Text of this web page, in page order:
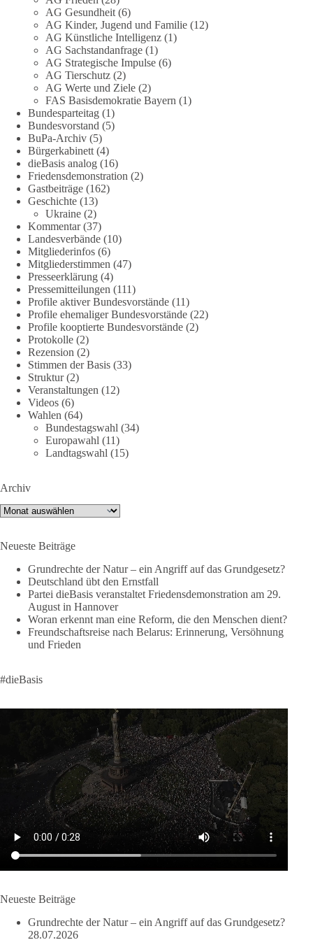
partei.de/2026/07/grundrechte-der-natur-ein-angriff-auf-das-
grundgesetz/
🟩🟩🟦🟦🟥🟥🟧🟧
Es ging weniger um fertige Antworten als um eine Debatte
darüber, wie Freiheit, Verantwortung, Naturschutz und
Grundrechte in einer demokratischen Gesellschaft künftig
miteinander in Einklang gebracht werden können.
#dieBasis #natur #grundrechte
7 8
DieBasis
1 Tag zuvor
Jetzt dieBasis Sachsen-Anhalt unterstützen!
Die Landtagswahl 2026 in Sachsen-Anhalt findet am 6.
September statt. Die Inhalte stehen – jetzt müssen sie gesehen,
geteilt und diskutiert werden.
Folge unseren Kanälen:
Facebook:
https://www.facebook.com/groups/diebasissachsenanhalt/
Instragram:
https://www.instagram.com/die_basis_sachsen_anhalt/
Tiktok: https://www.tiktok.com/@diebasis_sachsenanhalt
🟩🟩🟦🟦🟥🟥🟧🟧
Menschen mitbekommen, wofür wir stehen und warum es sich
lohnt, dieBasis zu wählen.
Mehr Infos:https://diebasis-st.de/wahlprogramm/
#dieBasis #Landtagswahl
#DeineStimmezählt #jetztunterstützen
58
DieBasis
🔎 Über 100-mal keine Antwort.
Anthony Fauci, Immunologe und Berater des ehemaligen US-
Präsidenten, hat bei einer Anhörung des US-Senats auf mehr
als 100 Fragen die Aussage verweigert. Die juristische
Bewertung werden Gerichte und Ermittlungen klären – auch
auf Basis seines Tagebuches. Doch unabhängig davon zeigt
der Vorgang eines deutlich:
Antworten:
AG Gesundheit (6)
AG Kinder, Jugend und Familie (12)
AG Künstliche Intelligenz (1)
AG Sachstandanfrage (1)
AG Strategische Impulse (6)
AG Tierschutz (2)
AG Werte und Ziele (2)
FAS Basisdemokratie Bayern (1)
Bundesparteitag (1)
Bundesvorstand (5)
BuPa-Archiv (5)
Bürgerkabinett (4)
dieBasis analog (16)
Friedensdemonstration (2)
Gastbeiträge (162)
Geschichte (13)
Ukraine (2)
Kommentar(37)
Landesverbände (10)
Mitgliederinfos (6)
Mitgliederstimmen (47)
Presseerklärung (4)
Pressemitteilungen (111)
Profile aktiver Bundesvorstände (11)
Profile ehemaliger Bundesvorstände (22)
Profile kooptierte Bundesvorstände (2)
Protokolle (2)
Rezension (2)
Stimmen der Basis (33)
Struktur(2)
Veranstaltungen (12)
Videos (6)
Wahlen (64)
Bundestagswahl (34)
Europawahl (11)
Landtagswahl (15)
Archiv
Archiv
Neueste Beiträge
Grundrechte der Natur – ein Angriff auf das Grundgesetz?
Deutschland übt den Ernstfall
Partei dieBasis veranstaltet Friedensdemonstration am 29.
August in Hannover
Woran erkennt man eine Reform, die den Menschen dient?
Freundschaftsreise nach Belarus: Erinnerung, Versöhnung
und Frieden
#dieBasis
Neueste Beiträge
Grundrechte der Natur – ein Angriff auf das Grundgesetz?
28.07.2026